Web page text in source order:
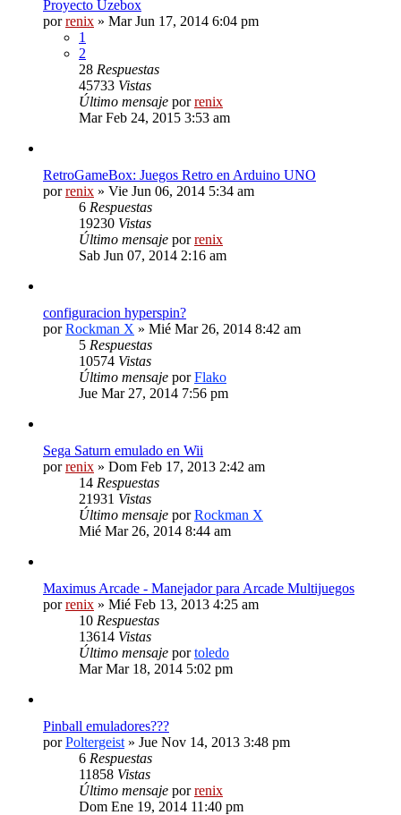
Proyecto Uzebox
porrenix » Mar Jun 17, 2014 6:04 pm
1
2
28 Respuestas
45733 Vistas
Último mensaje porrenix
Mar Feb 24, 2015 3:53 am
RetroGameBox: Juegos Retro en Arduino UNO
porrenix » Vie Jun 06, 2014 5:34 am
6 Respuestas
19230 Vistas
Último mensaje porrenix
Sab Jun 07, 2014 2:16 am
configuracion hyperspin?
porRockman X » Mié Mar 26, 2014 8:42 am
5 Respuestas
10574 Vistas
Último mensaje porFlako
Jue Mar 27, 2014 7:56 pm
Sega Saturn emulado en Wii
porrenix » Dom Feb 17, 2013 2:42 am
14 Respuestas
21931 Vistas
Último mensaje porRockman X
Mié Mar 26, 2014 8:44 am
Maximus Arcade - Manejador para Arcade Multijuegos
porrenix » Mié Feb 13, 2013 4:25 am
10 Respuestas
13614 Vistas
Último mensaje portoledo
Mar Mar 18, 2014 5:02 pm
Pinball emuladores???
porPoltergeist » Jue Nov 14, 2013 3:48 pm
6 Respuestas
11858 Vistas
Último mensaje porrenix
Dom Ene 19, 2014 11:40 pm